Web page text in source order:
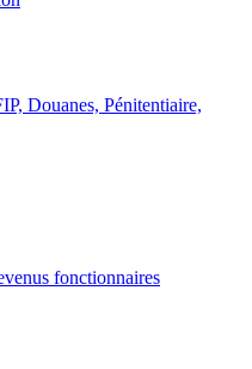
Douanes, Pénitentiaire,
fonctionnaires